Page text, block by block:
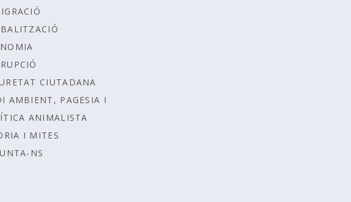
CIUTADANA
AMBIENT, PAGESIA I
ANIMALISTA
I MITES
NS